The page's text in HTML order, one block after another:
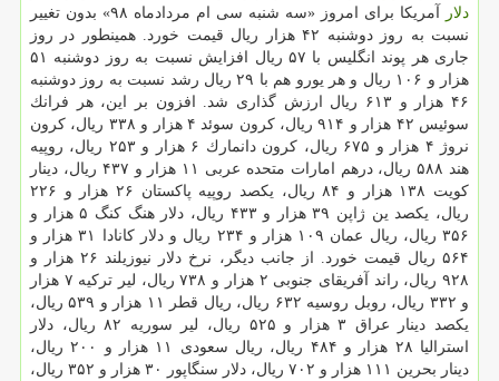
دلار
آمریكا برای امروز «سه شنبه سی ام مردادماه ۹۸» بدون تغییر
نسبت به روز دوشنبه ۴۲ هزار ریال قیمت خورد. همینطور در روز
جاری هر پوند انگلیس با ۵۷ ریال افزایش نسبت به روز دوشنبه ۵۱
هزار و ۱۰۶ ریال و هر یورو هم با ۲۹ ریال رشد نسبت به روز دوشنبه
۴۶ هزار و ۶۱۳ ریال ارزش گذاری شد. افزون بر این، هر فرانك
سوئیس ۴۲ هزار و ۹۱۴ ریال، كرون سوئد ۴ هزار و ۳۳۸ ریال، كرون
نروژ ۴ هزار و ۶۷۵ ریال، كرون دانمارك ۶ هزار و ۲۵۳ ریال، روپیه
هند ۵۸۸ ریال، درهم امارات متحده عربی ۱۱ هزار و ۴۳۷ ریال، دینار
كویت ۱۳۸ هزار و ۸۴ ریال، یكصد روپیه پاكستان ۲۶ هزار و ۲۲۶
ریال، یكصد ین ژاپن ۳۹ هزار و ۴۳۳ ریال، دلار هنگ كنگ ۵ هزار و
۳۵۶ ریال، ریال عمان ۱۰۹ هزار و ۲۳۴ ریال و دلار كانادا ۳۱ هزار و
۵۶۴ ریال قیمت خورد. از جانب دیگر، نرخ دلار نیوزیلند ۲۶ هزار و
۹۲۸ ریال، راند آفریقای جنوبی ۲ هزار و ۷۳۸ ریال، لیر تركیه ۷ هزار
و ۳۳۲ ریال، روبل روسیه ۶۳۲ ریال، ریال قطر ۱۱ هزار و ۵۳۹ ریال،
یكصد دینار عراق ۳ هزار و ۵۲۵ ریال، لیر سوریه ۸۲ ریال، دلار
استرالیا ۲۸ هزار و ۴۸۴ ریال، ریال سعودی ۱۱ هزار و ۲۰۰ ریال،
دینار بحرین ۱۱۱ هزار و ۷۰۲ ریال، دلار سنگاپور ۳۰ هزار و ۳۵۲ ریال،